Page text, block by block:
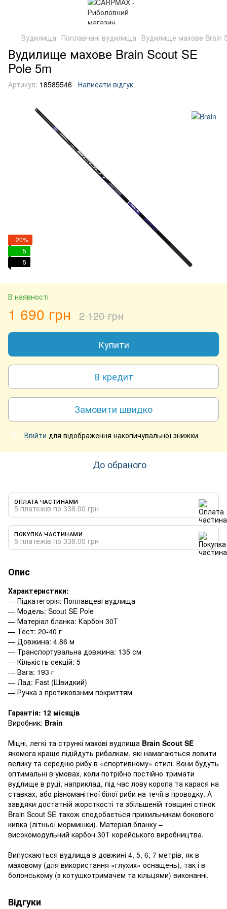
Вудилища Поплавчані вудилища Вудилище махове Brain
Вудилище махове Brain Scout SE
Pole 5m
Артикул: 18585546 Написати відгук
−20%
5
5
В наявності
1 690 грн 2 120 грн
Купити
В кредит
Замовити швидко
% Ввійти для відображення накопичувальної знижки
До обраного
ОПЛАТА ЧАСТИНАМИ
5 платежів по 338.00 грн
ПОКУПКА ЧАСТИНАМИ
5 платежів по 338.00 грн
Опис
Характеристики:
— Підкатегорія: Поплавцеві вудлища
— Модель: Scout SE Pole
— Матеріал бланка: Карбон 30T
— Тест: 20-40 г
— Довжина: 4.86 м
— Транспортувальна довжина: 135 см
— Кількість секцій: 5
— Вага: 193 г
— Лад: Fast (Швидкий)
— Ручка з протиковзним покриттям
Гарантія: 12 місяців
Виробник: Brain
Міцні, легкі та стрункі махові вудлища Brain Scout SE
якомога краще підійдуть рибалкам, які намагаються ловити
велику та середню рибу в «спортивному» стилі. Вони будуть
оптимальні в умовах, коли потрібно постійно тримати
вудлище в руці, наприклад, під час лову коропа та карася на
ставках, або різноманітної білої риби на течії в проводку. А
завдяки достатній жорсткості та збільшеній товщині стінок
Brain Scout SE також сподобається прихильникам бокового
кивка (літньої мормишки). Матеріал бланку –
високомодульний карбон 30T корейського виробництва.
Випускаються вудлища в довжині 4, 5, 6, 7 метрів, як в
маховому (для використання «глухих» оснащень), так і в
болонському (з котушкотримачем та кільцями) виконанні.
Відгуки